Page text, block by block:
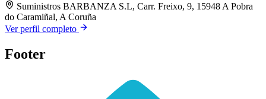
Suministros BARBANZA S.L, Carr. Freixo, 9, 15948 A Pobra
do Caramiñal, A Coruña
Ver perfil completo
Footer